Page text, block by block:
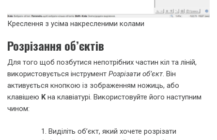
Креслення з усіма накресленими колами
Розрізання об’єктів
Для того щоб позбутися непотрібних частин кіл та ліній,
використовується інструмент Розрізати об’єкт. Він
активується кнопкою із зображенням ножиць, або
клавішею Kна клавіатурі. Використовуйте його наступним
чином:
Виділіть об’єкт, який хочете розрізати